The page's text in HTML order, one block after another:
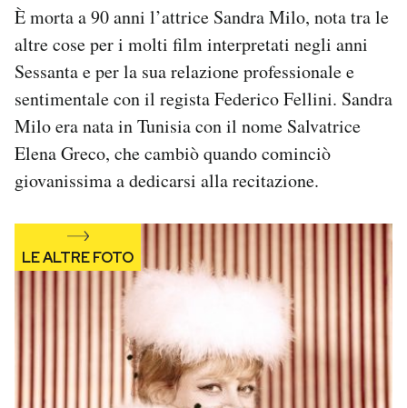
CALENDARIO
AREA PERSONALE
Notifiche mobile
Regala il Post
Esci
È morta a 90 anni l’attrice Sandra Milo, nota tra le
altre cose per i molti film interpretati negli anni
Sessanta e per la sua relazione professionale e
sentimentale con il regista Federico Fellini. Sandra
Milo era nata in Tunisia con il nome Salvatrice
Elena Greco, che cambiò quando cominciò
giovanissima a dedicarsi alla recitazione.